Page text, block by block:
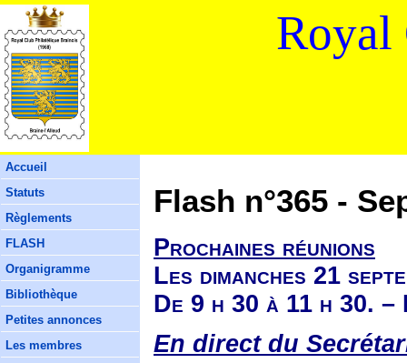
Royal
Accueil
Statuts
Règlements
FLASH
Organigramme
Bibliothèque
Petites annonces
Les membres
Flash n°365 -
Prochaines réunions
Les dimanches 21
De 9 h 30 à 11 h 30.
En direct du